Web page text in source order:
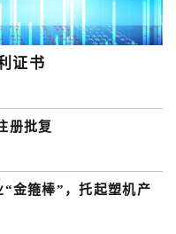
证书
册批复
金箍棒”，托起塑机产